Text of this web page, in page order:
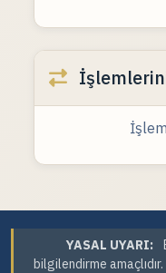
YASAL UYARI:
bilgilendirme